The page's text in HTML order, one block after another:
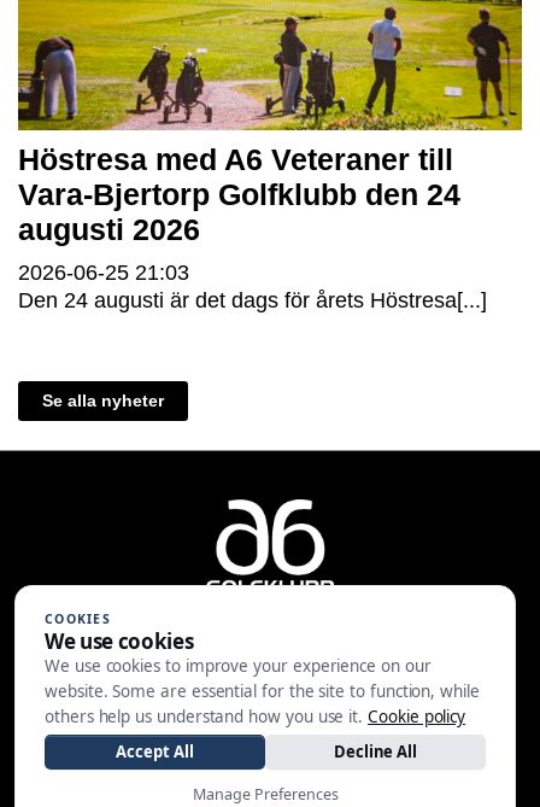
Höstresa med A6 Veteraner till
Vara-Bjertorp Golfklubb den 24
augusti 2026
2026-06-25 21:03
Den 24 augusti är det dags för årets Höstresa[...]
Se alla nyheter
A6 Golfklubb | Centralvägen 37 |
553 05 JÖNKÖPING | 036-30 81 30
|info@a6gk.se
COOKIES
We use cookies
We use cookies to improve your experience on our
website. Some are essential for the site to function, while
others help us understand how you use it. Cookie policy
Accept All
Decline All
Manage Preferences